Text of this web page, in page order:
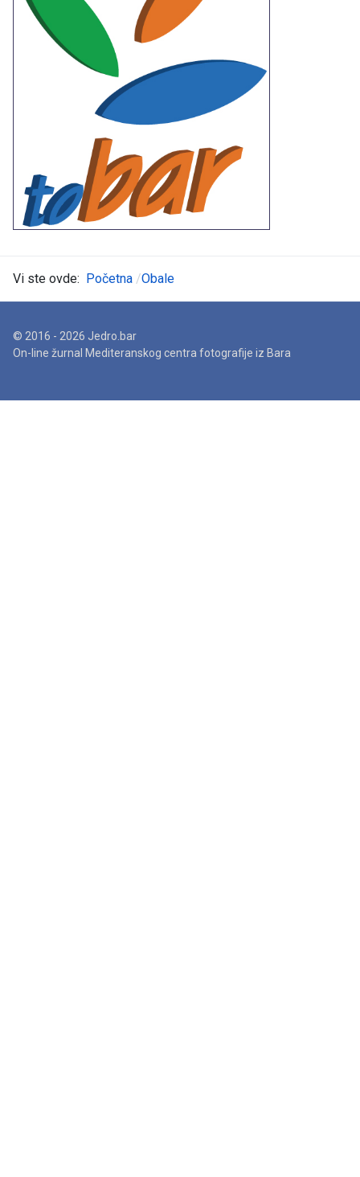
Vi ste ovde: Početna Obale
© 2016 - 2026 Jedro.bar
On-line žurnal Mediteranskog centra fotografije iz Bara